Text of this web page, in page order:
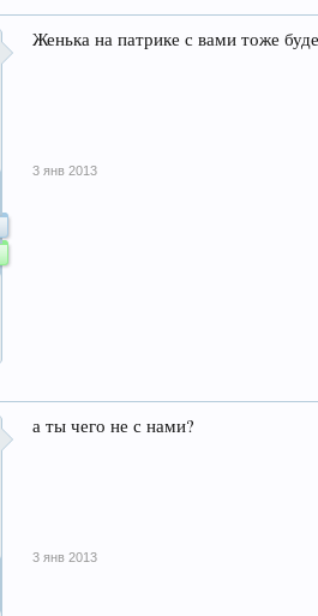
Женька на патрике с вами тоже
3 янв 2013
а ты чего не с нами?
3 янв 2013